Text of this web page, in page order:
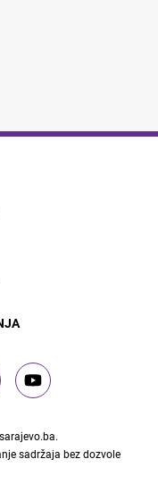
.
sadržaja bez dozvole